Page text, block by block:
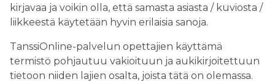
kirjavaa ja voikin olla, että samasta asiasta / kuviosta /
liikkeestä käytetään hyvin erilaisia sanoja.
TanssiOnline-palvelun opettajien käyttämä
termistö pohjautuu vakioituun ja aukikirjoitettuun
tietoon niiden lajien osalta, joista tätä on olemassa.